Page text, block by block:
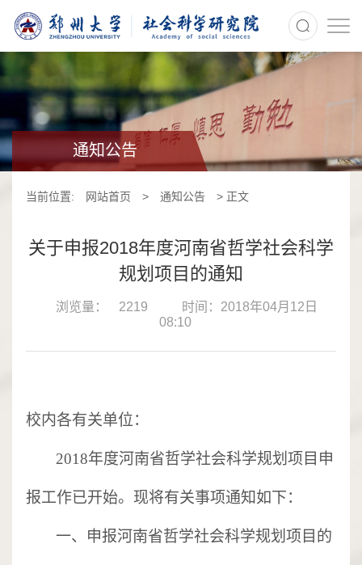
通知公告
当前位置: 网站首页 > 通知公告 > 正文
关于申报2018年度河南省哲学社会科学
规划项目的通知
浏览量： 2219
时间：2018年04月12日
08:10
校内各有关单位：
2018年度河南省哲学社会科学规划项目申
报工作已开始。现将有关事项通知如下：
一、申报河南省哲学社会科学规划项目的